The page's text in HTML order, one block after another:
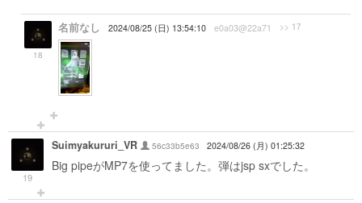
18
名前なし 2024/08/25 (日) 13:54:10 e0a03@22a71 >> 17
19
Suimyakururi_VR 56c33b5e63 2024/08/26 (月) 01:25:32
Big pipeがMP7を使ってました。弾はjsp sxでした。